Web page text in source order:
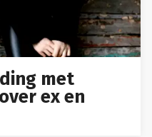
met
ex en